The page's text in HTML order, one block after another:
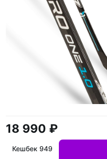
18 990 ₽
Кешбек 949